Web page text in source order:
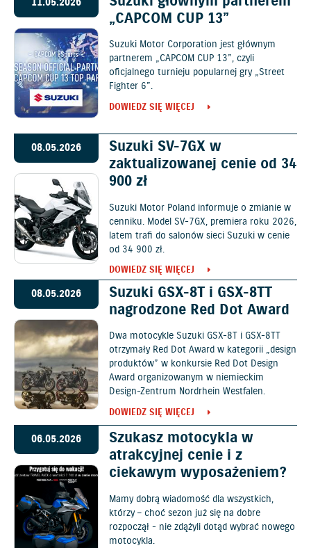
„CAPCOM CUP 13”
Suzuki Motor Corporation jest głównym
partnerem „CAPCOM CUP 13”, czyli
oficjalnego turnieju popularnej gry „Street
Fighter 6”.
DOWIEDZ SIĘ WIĘCEJ
08.05.2026
Suzuki SV-7GX w
zaktualizowanej cenie od 34
900 zł
Suzuki Motor Poland informuje o zmianie w
cenniku. Model SV-7GX, premiera roku 2026,
latem trafi do salonów sieci Suzuki w cenie
od 34 900 zł.
DOWIEDZ SIĘ WIĘCEJ
08.05.2026
Suzuki GSX-8T i GSX-8TT
nagrodzone Red Dot Award
Dwa motocykle Suzuki GSX-8T i GSX-8TT
otrzymały Red Dot Award w kategorii „design
produktów” w konkursie Red Dot Design
Award organizowanym w niemieckim
Design-Zentrum Nordrhein Westfalen.
DOWIEDZ SIĘ WIĘCEJ
06.05.2026
Szukasz motocykla w
atrakcyjnej cenie i z
ciekawym wyposażeniem?
Mamy dobrą wiadomość dla wszystkich,
którzy – choć sezon już się na dobre
rozpoczął - nie zdążyli dotąd wybrać nowego
motocykla.